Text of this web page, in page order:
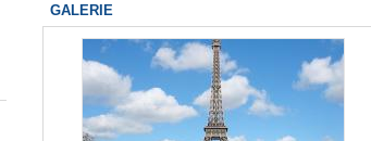
GALERIE